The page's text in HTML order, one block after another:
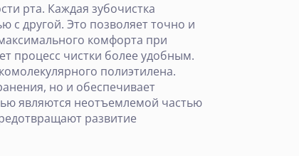
рта. Каждая зубочистка
с другой. Это позволяет точно и
комфорта при
процесс чистки более удобным.
полиэтилена.
но и обеспечивает
являются неотъемлемой частью
развитие